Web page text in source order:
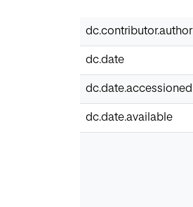
dc.contributor.author
dc.date
dc.date.accessioned
dc.date.available